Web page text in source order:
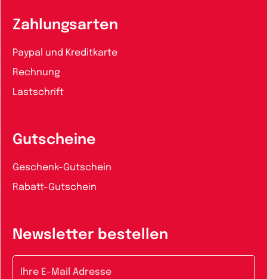
Zahlungsarten
Paypal und Kreditkarte
Rechnung
Lastschrift
Gutscheine
Geschenk-Gutschein
Rabatt-Gutschein
Newsletter bestellen